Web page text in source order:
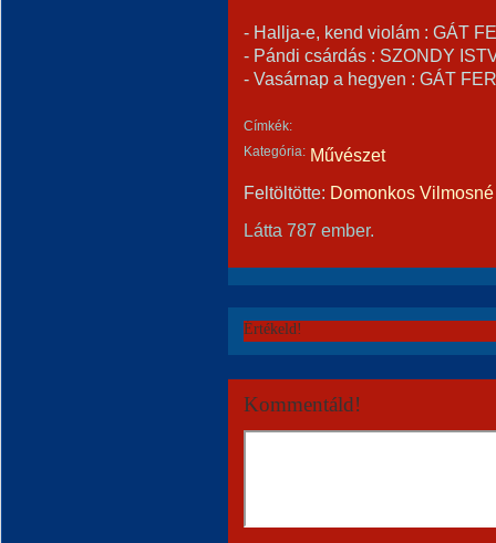
- Hallja-e, kend violám : GÁT
- Pándi csárdás : SZONDY
- Vasárnap a hegyen : GÁT
Címkék:
Kategória: Művészet
Feltöltötte: Domonkos
Látta 787 ember.
Értékeld!
Kommentáld!